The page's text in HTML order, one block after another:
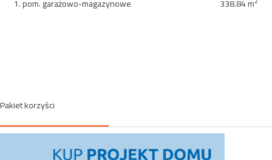
1. pom. garażowo-magazynowe 338.84 m
Pakiet korzyści